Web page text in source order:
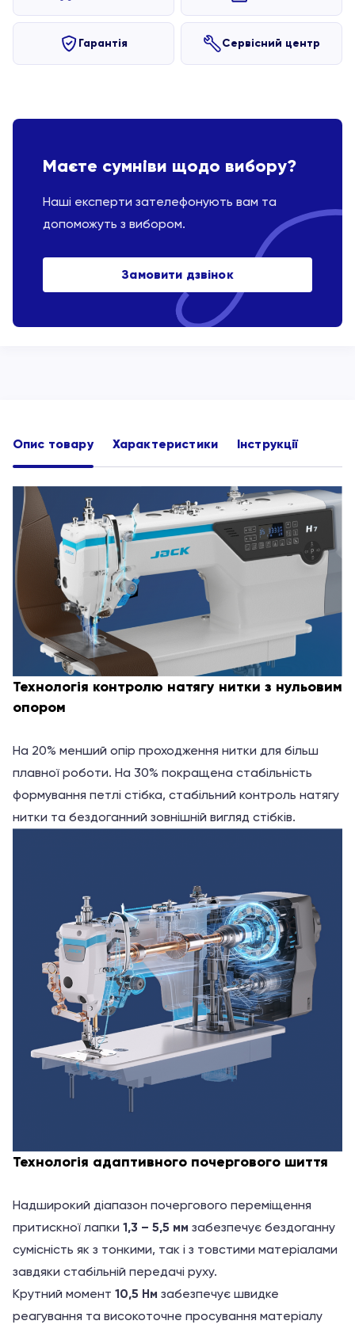
Гарантія Сервісний центр
Маєте сумніви щодо вибору?
Наші експерти зателефонують вам та
допоможуть з вибором.
Замовити дзвінок
Опис товару Характеристики Інструкції
Технологія контролю натягу нитки з нульовим
опором
На 20% менший опір проходження нитки для більш
плавної роботи. На 30% покращена стабільність
формування петлі стібка, стабільний контроль натягу
нитки та бездоганний зовнішній вигляд стібків.
Технологія адаптивного почергового шиття
Надширокий діапазон почергового переміщення
притискної лапки 1,3 – 5,5 мм забезпечує бездоганну
сумісність як з тонкими, так і з товстими матеріалами
завдяки стабільній передачі руху.
Крутний момент 10,5 Hм забезпечує швидке
реагування та високоточне просування матеріалу